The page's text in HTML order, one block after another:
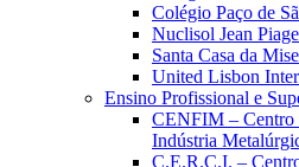
Colégio Paço de
Nuclisol Jean
Santa Casa da
United Lisbon
Ensino Profissional e
CENFIM – Centro
Indústria
C.E.R.C.I. –